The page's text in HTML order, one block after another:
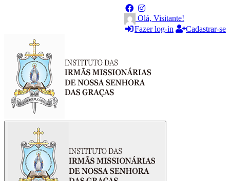
Olá, Visitante!
Fazer log-in
Cadastrar-se